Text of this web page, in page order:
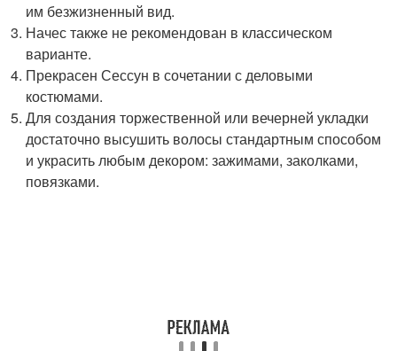
им безжизненный вид.
Начес также не рекомендован в классическом
варианте.
Прекрасен Сессун в сочетании с деловыми
костюмами.
Для создания торжественной или вечерней укладки
достаточно высушить волосы стандартным способом
и украсить любым декором: зажимами, заколками,
повязками.